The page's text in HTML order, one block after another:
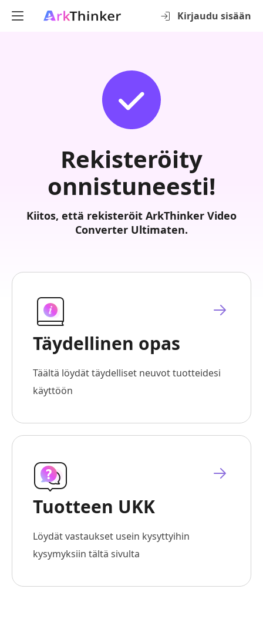
Kirjaudu sisään
Rekisteröity
onnistuneesti!
Kiitos, että rekisteröit ArkThinker Video
Converter Ultimaten.
Täydellinen opas
Täältä löydät täydelliset neuvot tuotteidesi
käyttöön
Tuotteen UKK
Löydät vastaukset usein kysyttyihin
kysymyksiin tältä sivulta